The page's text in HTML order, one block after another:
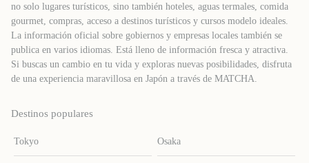
no solo lugares turísticos, sino también hoteles, aguas termales, comida
gourmet, compras, acceso a destinos turísticos y cursos modelo ideales.
La información oficial sobre gobiernos y empresas locales también se
publica en varios idiomas. Está lleno de información fresca y atractiva.
Si buscas un cambio en tu vida y exploras nuevas posibilidades, disfruta
de una experiencia maravillosa en Japón a través de MATCHA.
Destinos populares
Tokyo Osaka